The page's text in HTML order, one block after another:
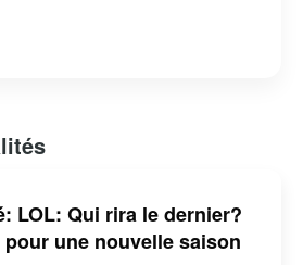
LOL: Qui rira le dernier?
une nouvelle saison